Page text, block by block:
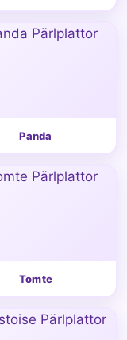
Panda
Tomte